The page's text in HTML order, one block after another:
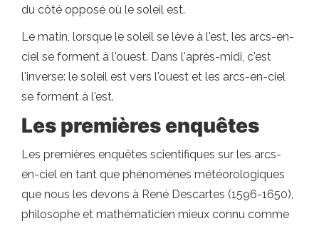
du côté opposé où le soleil est.
Le matin, lorsque le soleil se lève à l'est, les arcs-en-
ciel se forment à l'ouest. Dans l'après-midi, c'est
l'inverse: le soleil est vers l'ouest et les arcs-en-ciel
se forment à l'est.
Les premières enquêtes
Les premières enquêtes scientifiques sur les arcs-
en-ciel en tant que phénomènes météorologiques
que nous les devons à René Descartes (1596-1650),
philosophe et mathématicien mieux connu comme